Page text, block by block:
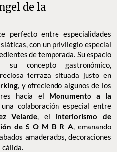
de la
perfecto entre especialidades
con un privilegio especial
de temporada. Su espacio
concepto gastronómico,
terraza situada justo en
, y ofreciendo algunos de los
hacia el Monumento a la
colaboración especial entre
Velarde, el interiorismo de
de S O M B R A, emanando
amaderados, decoraciones
cálida.